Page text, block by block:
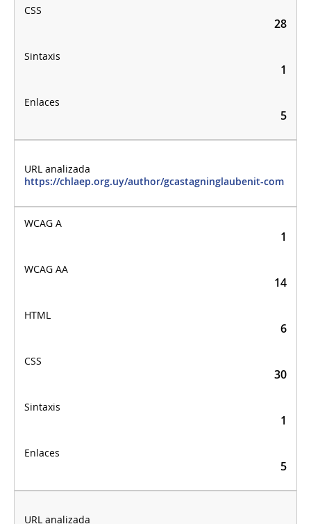
28
1
5
https://chlaep.org.uy/author/gcastagninglaubenit-com
1
14
6
30
1
5